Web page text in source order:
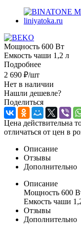
Мощность 600 Вт
Емкость чаши 1,2 л
Подробнее
2 690 ₽/шт
Нет в наличии
Нашли дешевле?
Поделиться
Цена действительна
отличаться от цен в
Описание
Отзывы
Дополнительно
Описание
Мощность 600
Емкость чаши
Отзывы
Дополнительно